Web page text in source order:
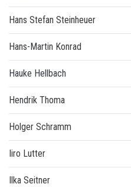
Hans Stefan Steinheuer
Hans-Martin Konrad
Hauke Hellbach
Hendrik Thoma
Holger Schramm
Iiro Lutter
Ilka Seitner